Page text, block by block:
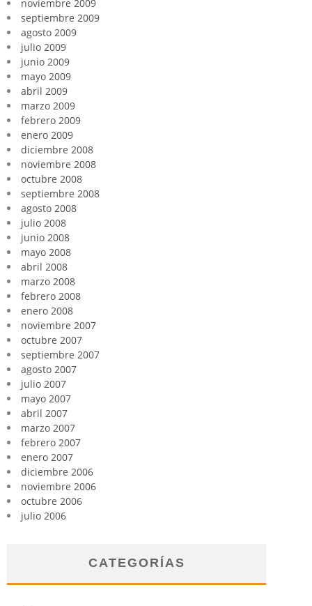
noviembre 2009
septiembre 2009
agosto 2009
julio 2009
junio 2009
mayo 2009
abril 2009
marzo 2009
febrero 2009
enero 2009
diciembre 2008
noviembre 2008
octubre 2008
septiembre 2008
agosto 2008
julio 2008
junio 2008
mayo 2008
abril 2008
marzo 2008
febrero 2008
enero 2008
noviembre 2007
octubre 2007
septiembre 2007
agosto 2007
julio 2007
mayo 2007
abril 2007
marzo 2007
febrero 2007
enero 2007
diciembre 2006
noviembre 2006
octubre 2006
julio 2006
CATEGORÍAS